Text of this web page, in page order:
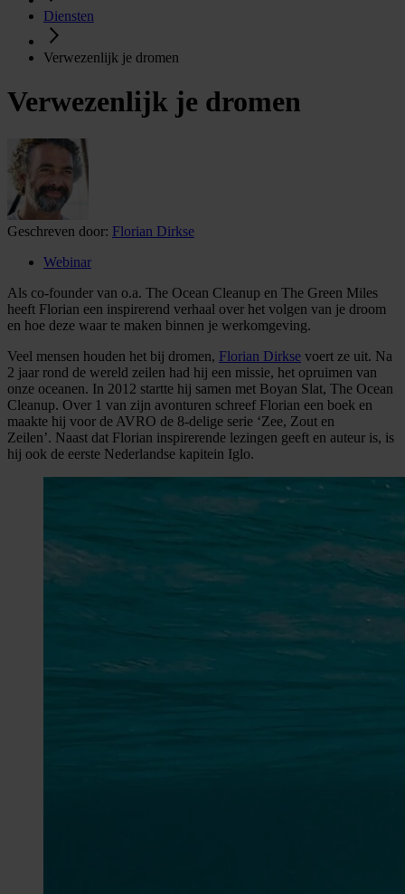
Diensten
Verwezenlijk je dromen
Verwezenlijk je dromen
Geschreven door: Florian Dirkse
Webinar
Als co-founder van o.a. The Ocean Cleanup en The Green Miles
heeft Florian een inspirerend verhaal over het volgen van je droom
en hoe deze waar te maken binnen je werkomgeving.
Veel mensen houden het bij dromen, Florian Dirkse voert ze uit. Na
2 jaar rond de wereld zeilen had hij een missie, het opruimen van
onze oceanen. In 2012 startte hij samen met Boyan Slat, The Ocean
Cleanup. Over 1 van zijn avonturen schreef Florian een boek en
maakte hij voor de AVRO de 8-delige serie ‘Zee, Zout en
Zeilen’. Naast dat Florian inspirerende lezingen geeft en auteur is, is
hij ook de eerste Nederlandse kapitein Iglo.